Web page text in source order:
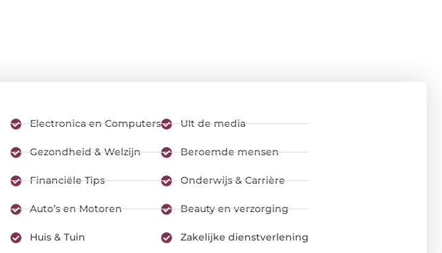
Electronica en Computers
Gezondheid & Welzijn
Financiële Tips
Auto’s en Motoren
Huis & Tuin
UIt de media
Beroemde mensen
Onderwijs & Carrière
Beauty en verzorging
Zakelijke dienstverlening